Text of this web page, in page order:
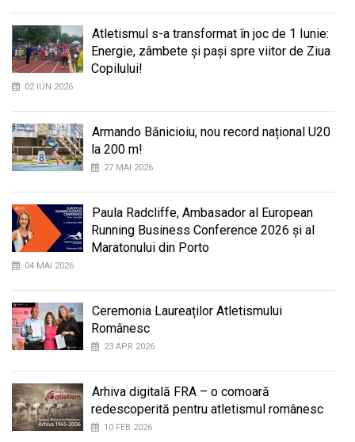
Atletismul s-a transformat în joc de 1 Iunie:
Energie, zâmbete și pași spre viitor de Ziua
Copilului!
02 IUN 2026
Armando Bănicioiu, nou record național U20
la 200 m!
27 MAI 2026
Paula Radcliffe, Ambasador al European
Running Business Conference 2026 și al
Maratonului din Porto
04 MAI 2026
Ceremonia Laureaților Atletismului
Românesc
23 APR 2026
Arhiva digitală FRA – o comoară
redescoperită pentru atletismul românesc
10 FEB 2026